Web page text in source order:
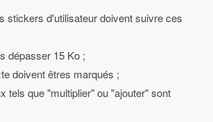
stickers d'utilisateur doivent suivre ces
dépasser 15 Ko ;
doivent êtres marqués ;
tels que "multiplier" ou "ajouter" sont